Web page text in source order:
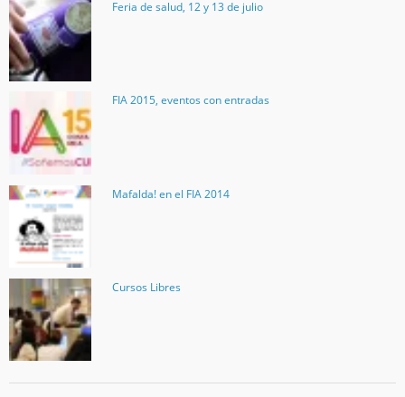
Feria de salud, 12 y 13 de julio
FIA 2015, eventos con entradas
Mafalda! en el FIA 2014
Cursos Libres